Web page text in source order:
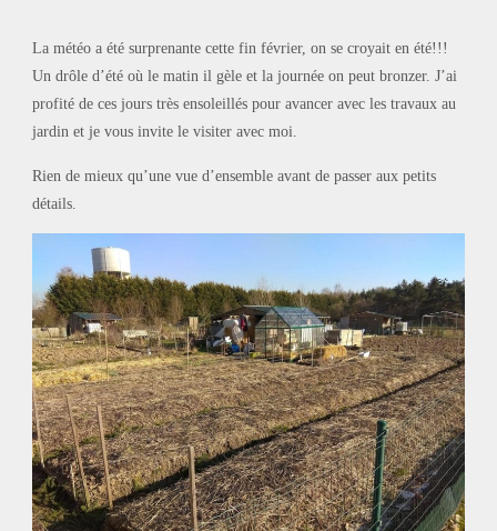
La météo a été surprenante cette fin février, on se croyait en été!!!
Un drôle d’été où le matin il gèle et la journée on peut bronzer. J’ai
profité de ces jours très ensoleillés pour avancer avec les travaux au
jardin et je vous invite le visiter avec moi.
Rien de mieux qu’une vue d’ensemble avant de passer aux petits
détails.